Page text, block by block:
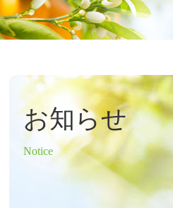
お知らせ
Notice